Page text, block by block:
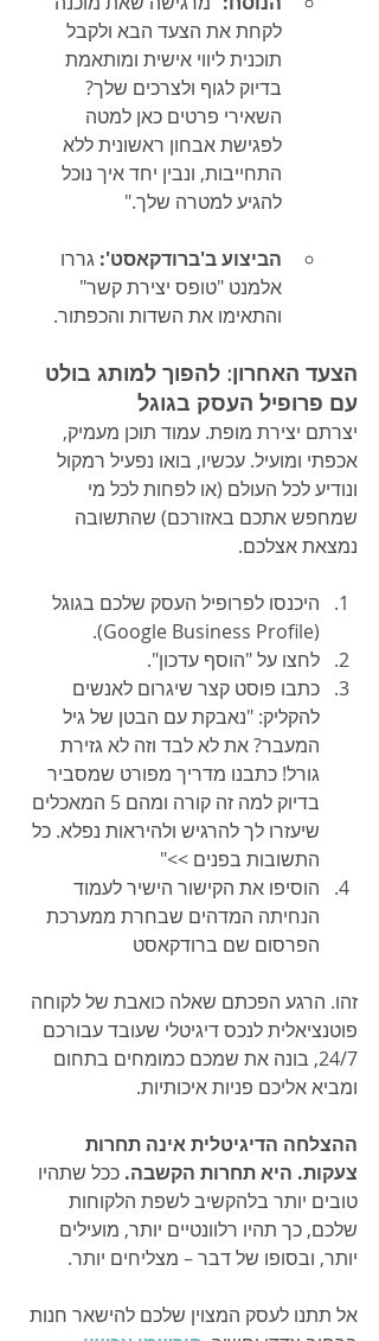
לקחת את הצעד הבא ולקבל
תוכנית ליווי אישית ומותאמת
בדיוק לגוף ולצרכים שלך?
השאירי פרטים כאן למטה
לפגישת אבחון ראשונית ללא
התחייבות, ונבין יחד איך נוכל
להגיע למטרה שלך."
הביצוע ב'ברודקאסט': גררו
אלמנט "טופס יצירת קשר"
והתאימו את השדות והכפתור.
הצעד האחרון: להפוך למותג בולט
עם פרופיל העסק בגוגל
יצרתם יצירת מופת. עמוד תוכן מעמיק,
אכפתי ומועיל. עכשיו, בואו נפעיל רמקול
ונודיע לכל העולם (או לפחות לכל מי
שמחפש אתכם באזורכם) שהתשובה
נמצאת אצלכם.
היכנסו לפרופיל העסק שלכם בגוגל
(Google Business Profile).
לחצו על "הוסף עדכון".
כתבו פוסט קצר שיגרום לאנשים
להקליק: "נאבקת עם הבטן של גיל
המעבר? את לא לבד וזה לא גזירת
גורל! כתבנו מדריך מפורט שמסביר
בדיוק למה זה קורה ומהם 5 המאכלים
שיעזרו לך להרגיש ולהיראות נפלא. כל
התשובות בפנים >>"
הוסיפו את הקישור הישיר לעמוד
הנחיתה המדהים שבחרת ממערכת
הפרסום שם ברודקאסט
זהו. הרגע הפכתם שאלה כואבת של לקוחה
פוטנציאלית לנכס דיגיטלי שעובד עבורכם
24/7, בונה את שמכם כמומחים בתחום
ומביא אליכם פניות איכותיות.
ההצלחה הדיגיטלית אינה תחרות
צעקות. היא תחרות הקשבה. ככל שתהיו
טובים יותר בלהקשיב לשפת הלקוחות
שלכם, כך תהיו רלוונטיים יותר, מועילים
יותר, ובסופו של דבר – מצליחים יותר.
אל תתנו לעסק המצוין שלכם להישאר חנות